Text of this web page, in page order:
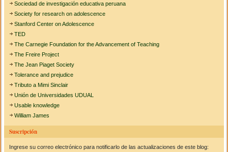
Sociedad de investigación educativa peruana
Society for research on adolescence
Stanford Center on Adolescence
TED
The Carnegie Foundation for the Advancement of Teaching
The Freire Project
The Jean Piaget Society
Tolerance and prejudice
Tributo a Mimi Sinclair
Unión de Universidades UDUAL
Usable knowledge
William James
Suscripción
Ingrese su correo electrónico para notificarlo de las actualizaciones de este blog: